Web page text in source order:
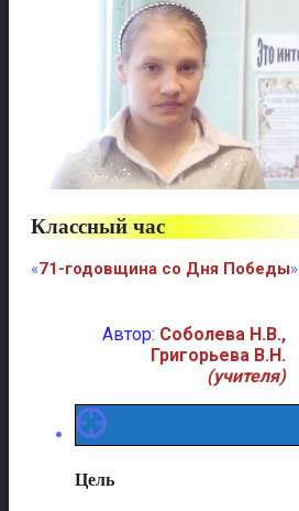
Классный час
«71-годовщина со Дня Победы»
Автор: Соболева Н.В.,
Григорьева В.Н.
(учителя)
Цель